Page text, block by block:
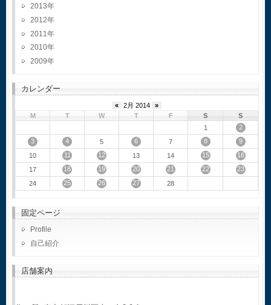
2013
2012
2011
2010
2009
カレンダー
« 2月 2014
»
M
T W T F S
S
1
2
3
4 5 6 7 8
9
10
11 12 13 14 15
16
17
18 19 20 21 22
23
24
25 26 27 28
固定ページ
Profile
自己紹介
店舗案内